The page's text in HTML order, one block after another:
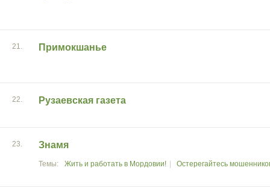
21. Примокшанье
22. Рузаевская газета
23. Знамя
Жить и работать в Мордовии! Остерегайтесь